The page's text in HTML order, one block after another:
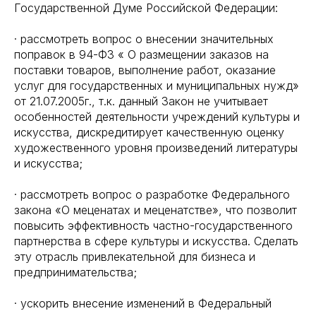
Государственной Думе Российской Федерации:
· рассмотреть вопрос о внесении значительных
поправок в 94-ФЗ « О размещении заказов на
поставки товаров, выполнение работ, оказание
услуг для государственных и муниципальных нужд»
от 21.07.2005г., т.к. данный Закон не учитывает
особенностей деятельности учреждений культуры и
искусства, дискредитирует качественную оценку
художественного уровня произведений литературы
и искусства;
· рассмотреть вопрос о разработке Федерального
закона «О меценатах и меценатстве», что позволит
повысить эффективность частно-государственного
партнерства в сфере культуры и искусства. Сделать
эту отрасль привлекательной для бизнеса и
предпринимательства;
· ускорить внесение изменений в Федеральный